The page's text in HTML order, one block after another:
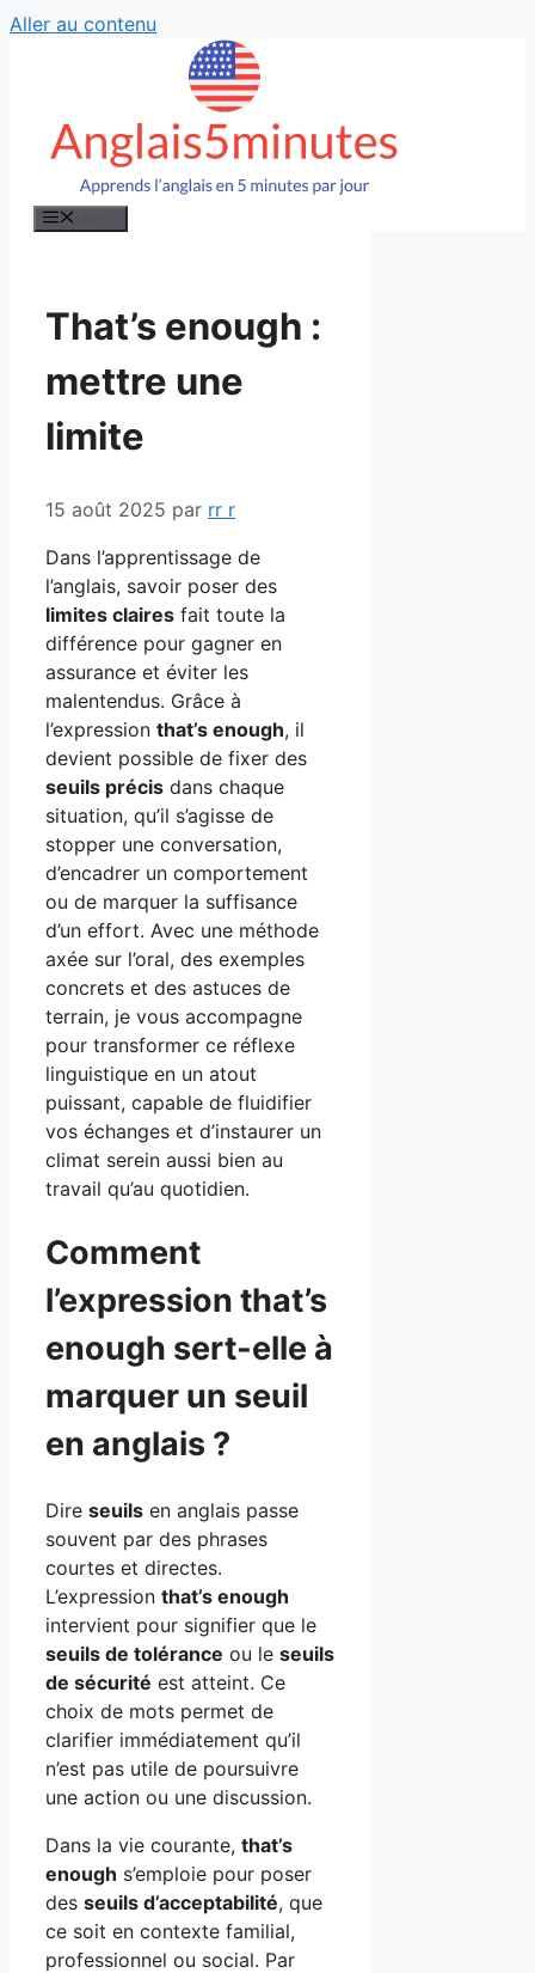
Aller au contenu
That’s enough :
mettre une
limite
15 août 2025 par rr r
Dans l’apprentissage de
l’anglais, savoir poser des
limites claires fait toute la
différence pour gagner en
assurance et éviter les
malentendus. Grâce à
l’expression that’s enough, il
devient possible de fixer des
seuils précis dans chaque
situation, qu’il s’agisse de
stopper une conversation,
d’encadrer un comportement
ou de marquer la suffisance
d’un effort. Avec une méthode
axée sur l’oral, des exemples
concrets et des astuces de
terrain, je vous accompagne
pour transformer ce réflexe
linguistique en un atout
puissant, capable de fluidifier
vos échanges et d’instaurer un
climat serein aussi bien au
travail qu’au quotidien.
Comment
l’expression that’s
enough sert-elle à
marquer un seuil
en anglais ?
Dire seuils en anglais passe
souvent par des phrases
courtes et directes.
L’expression that’s enough
intervient pour signifier que le
seuils de tolérance ou le seuils
de sécurité est atteint. Ce
choix de mots permet de
clarifier immédiatement qu’il
n’est pas utile de poursuivre
une action ou une discussion.
Dans la vie courante, that’s
enough s’emploie pour poser
des seuils d’acceptabilité, que
ce soit en contexte familial,
professionnel ou social. Par